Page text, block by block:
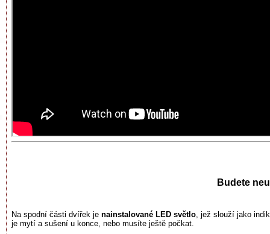
Budete
Na spodní části dvířek je nainstalované LED světlo, jež slouží jako
je mytí a sušení u konce, nebo musíte ještě počkat.